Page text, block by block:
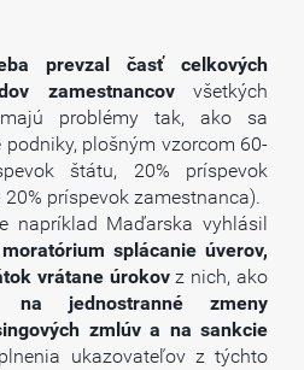
prevzal časť celkových
zamestnancovvšetkých
problémy tak, ako sa
podniky, plošným vzorcom 60-
štátu, 20% príspevok
príspevok zamestnanca).
napríklad Maďarska vyhlásil
moratórium splácanie úverov,
vrátane úrokovz nich, ako
na jednostranné zmeny
zmlúv a na sankcie
ukazovateľov z týchto